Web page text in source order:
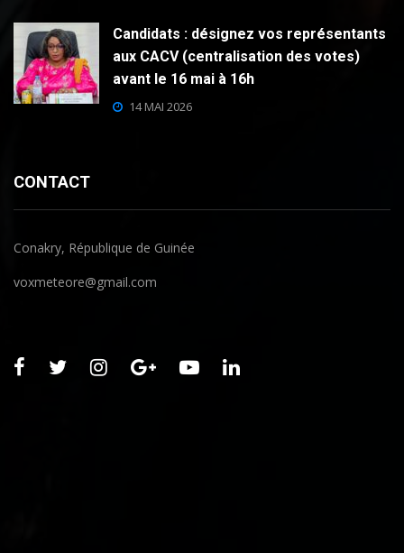
Candidats : désignez vos représentants
aux CACV (centralisation des votes)
avant le 16 mai à 16h
14 MAI 2026
CONTACT
Conakry, République de Guinée
voxmeteore@gmail.com